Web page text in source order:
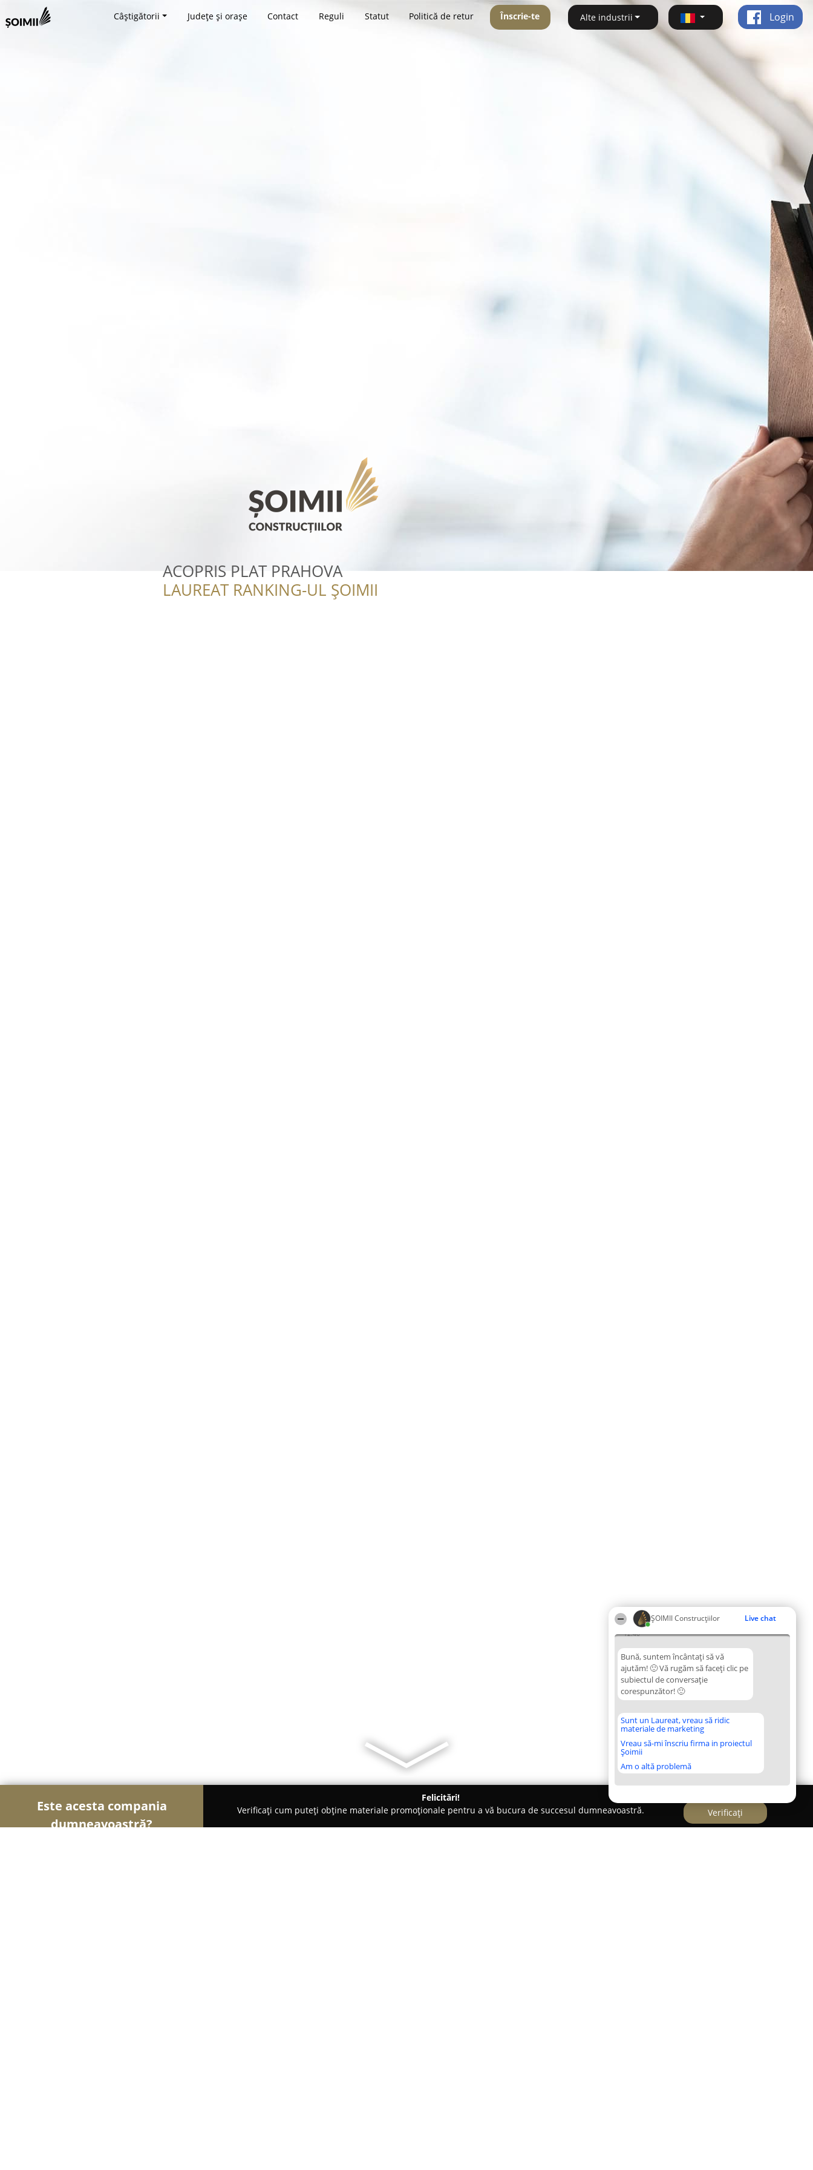
ȘOIMII Construcțiilor Live chat
12:46
Bună, suntem încântați să vă
ajutăm! 🙂 Vă rugăm să faceți clic pe
subiectul de conversație
corespunzător! 🙂
Sunt un Laureat, vreau să ridic
materiale de marketing
Vreau să-mi înscriu firma in proiectul
Șoimii
Am o altă problemă
Câștigătorii Județe și orașe Contact Reguli Statut Politică de retur Înscrie-te Alte industrii Login
ACOPRIS PLAT PRAHOVA
LAUREAT RANKING-UL ȘOIMII
Este acesta compania
dumneavoastră?
Felicitări!
Verificați cum puteți obține materiale promoționale pentru a vă bucura de succesul dumneavoastră.
Verificați